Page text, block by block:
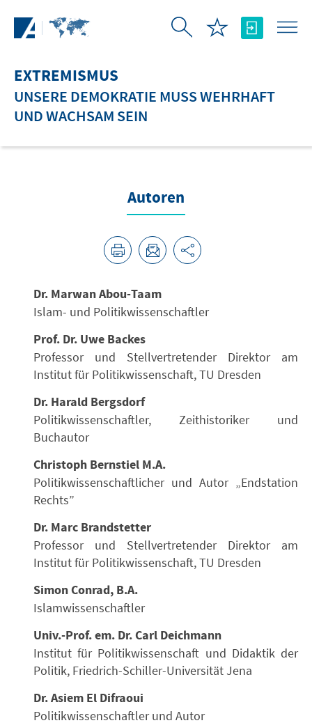
EXTREMISMUS
UNSERE DEMOKRATIE MUSS WEHRHAFT
UND WACHSAM SEIN
Autoren
Dr. Marwan Abou-Taam
Islam- und Politikwissenschaftler
Prof. Dr. Uwe Backes
Professor und Stellvertretender Direktor am
Institut für Politikwissenschaft, TU Dresden
Dr. Harald Bergsdorf
Politikwissenschaftler, Zeithistoriker und
Buchautor
Christoph Bernstiel M.A.
Politikwissenschaftlicher und Autor „Endstation
Rechts”
Dr. Marc Brandstetter
Professor und Stellvertretender Direktor am
Institut für Politikwissenschaft, TU Dresden
Simon Conrad, B.A.
Islamwissenschaftler
Univ.-Prof. em. Dr. Carl Deichmann
Institut für Politikwissenschaft und Didaktik der
Politik, Friedrich-Schiller-Universität Jena
Dr. Asiem El Difraoui
Politikwissenschaftler und Autor